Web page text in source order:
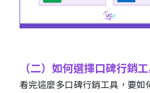
（二）如何選擇口碑行銷
看完這麼多口碑行銷工具，要如